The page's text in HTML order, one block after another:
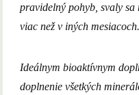
pravidelný pohyb, svaly
viac než v iných mesiacoch.
Ideálnym bioaktívnym
doplnenie všetkých